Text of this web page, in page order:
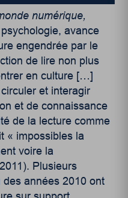
numérique,
avance
engendrée par le
de lire non plus
en culture […]
et interagir
et de connaissance
de la lecture comme
« impossibles la
voire la
). Plusieurs
années 2010 ont